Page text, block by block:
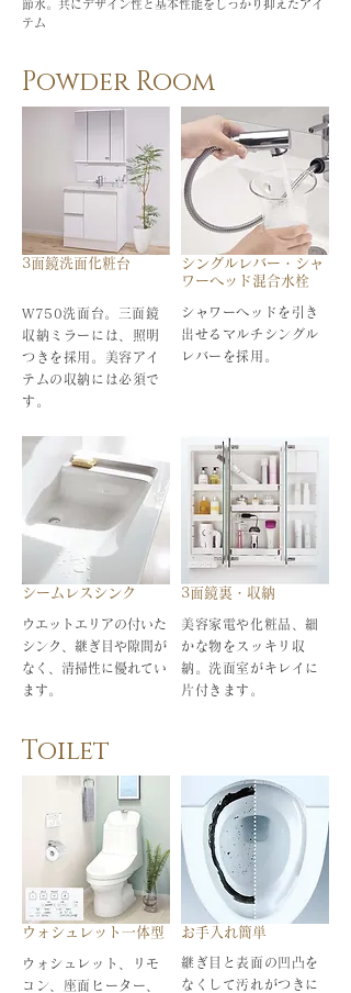
節水。共にデザイン性と基本性能をしっかり抑えたアイ
テム
Powder Room
3面鏡洗面化粧台
W750洗面台。三面鏡
収納ミラーには、照明
つきを採用。美容アイ
テムの収納には必須で
す。
シングルレバー・シャ
ワーヘッド混合水栓
シャワーヘッドを引き
出せるマルチシングル
レバーを採用。
シームレスシンク
ウエットエリアの付いた
シンク、継ぎ目や隙間が
なく、清掃性に優れてい
ます。
3面鏡裏・収納
美容家電や化粧品、細
かな物をスッキリ収
納。洗面室がキレイに
片付きます。
Toilet
ウォシュレット一体型
ウォシュレット、リモ
コン、座面ヒーター、
お手入れ簡単
継ぎ目と表面の凹凸を
なくして汚れがつきに